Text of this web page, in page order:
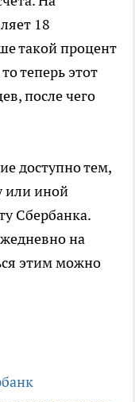
18
такой процент
теперь этот
после чего
доступно тем,
или иной
Сбербанка.
на
этим можно